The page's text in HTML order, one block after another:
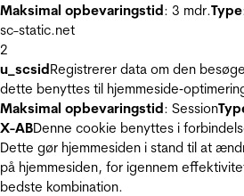
Maksimal opbevaringstid: 3 mdr.Type
sc-static.net
2
u_scsidRegistrerer data om den
dette benyttes til
Maksimal opbevaringstid: Session
X-ABDenne cookie benyttes i
Dette gør hjemmesiden i stand til at
på hjemmesiden, for igennem
bedste kombination.